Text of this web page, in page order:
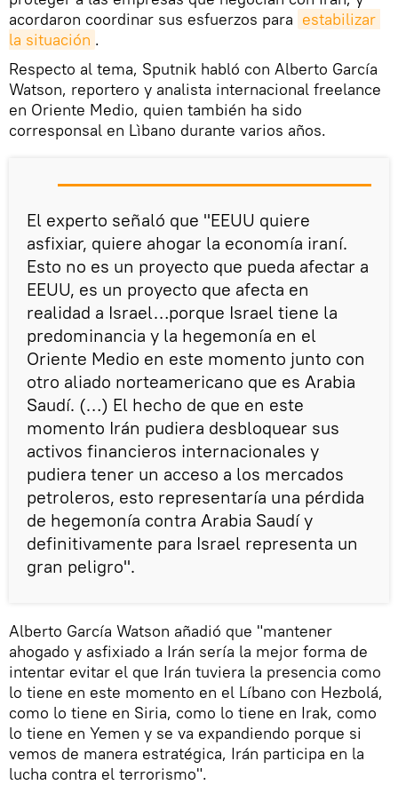
acordaron coordinar sus esfuerzos para estabilizar
la situación .
Respecto al tema, Sputnik habló con Alberto García
Watson, reportero y analista internacional freelance
en Oriente Medio, quien también ha sido
corresponsal en Lìbano durante varios años.
El experto señaló que "EEUU quiere
asfixiar, quiere ahogar la economía iraní.
Esto no es un proyecto que pueda afectar a
EEUU, es un proyecto que afecta en
realidad a Israel…porque Israel tiene la
predominancia y la hegemonía en el
Oriente Medio en este momento junto con
otro aliado norteamericano que es Arabia
Saudí. (…) El hecho de que en este
momento Irán pudiera desbloquear sus
activos financieros internacionales y
pudiera tener un acceso a los mercados
petroleros, esto representaría una pérdida
de hegemonía contra Arabia Saudí y
definitivamente para Israel representa un
gran peligro".
Alberto García Watson añadió que "mantener
ahogado y asfixiado a Irán sería la mejor forma de
intentar evitar el que Irán tuviera la presencia como
lo tiene en este momento en el Líbano con Hezbolá,
como lo tiene en Siria, como lo tiene en Irak, como
lo tiene en Yemen y se va expandiendo porque si
vemos de manera estratégica, Irán participa en la
lucha contra el terrorismo".